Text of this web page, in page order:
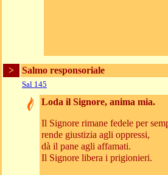
> Salmo responsoriale
Sal 145
Loda il Signore, anima mia.
Il Signore rimane fedele per
rende giustizia agli oppressi,
dà il pane agli affamati.
Il Signore libera i prigionieri.